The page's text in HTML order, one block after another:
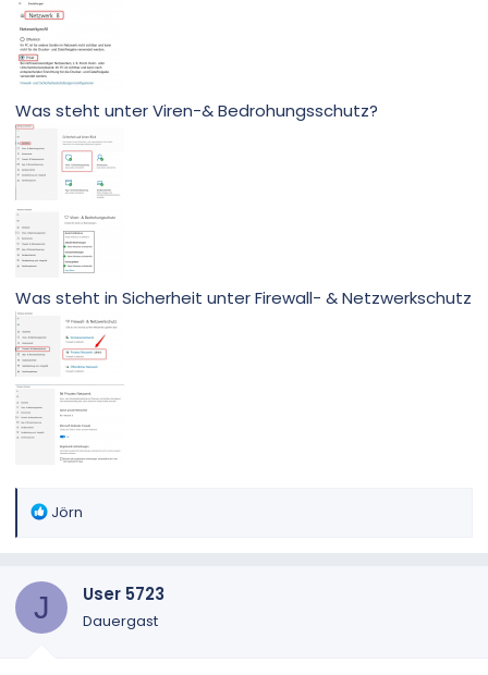
Was steht unter Viren-& Bedrohungsschutz?
Was steht in Sicherheit unter Firewall- & Netzwerkschutz
R
Jörn
J User 5723
Dauergast